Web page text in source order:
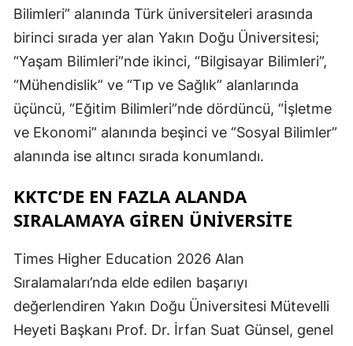
Bilimleri” alanında Türk üniversiteleri arasında
birinci sırada yer alan Yakın Doğu Üniversitesi;
“Yaşam Bilimleri”nde ikinci, “Bilgisayar Bilimleri”,
“Mühendislik” ve “Tıp ve Sağlık” alanlarında
üçüncü, “Eğitim Bilimleri”nde dördüncü, “İşletme
ve Ekonomi” alanında beşinci ve “Sosyal Bilimler”
alanında ise altıncı sırada konumlandı.
KKTC’DE EN FAZLA ALANDA
SIRALAMAYA GIREN ÜNIVERSITE
Times Higher Education 2026 Alan
Sıralamaları’nda elde edilen başarıyı
değerlendiren Yakın Doğu Üniversitesi Mütevelli
Heyeti Başkanı Prof. Dr. İrfan Suat Günsel, genel